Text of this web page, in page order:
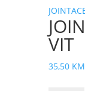
VIT
35,50 KM